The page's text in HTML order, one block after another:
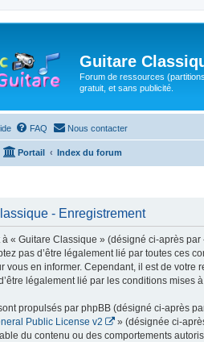
Guitare
Forum de ressources
gratuit, et sans publicité.
FAQ Nous contacter
Portail Index du forum
- Enregistrement
à « Guitare Classique » (désigné ci-après
pas d’être légalement lié par toutes ces
vous en informer. Cependant, il est de
légalement lié par les conditions mises
propulsés par phpBB (désigné ci-après
Public License v2 » (désignée ci-
du contenu ou des comportements